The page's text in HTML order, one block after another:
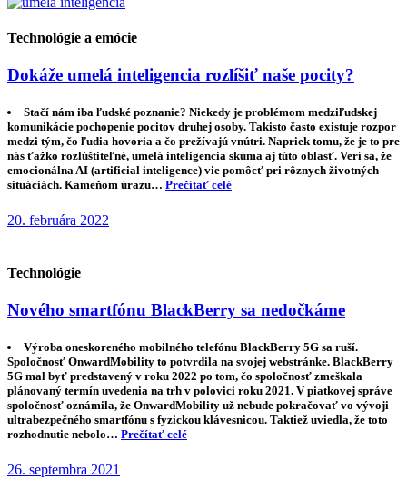
Technológie a emócie
Dokáže umelá inteligencia rozlíšiť naše pocity?
Stačí nám iba ľudské poznanie? Niekedy je problémom medziľudskej
komunikácie pochopenie pocitov druhej osoby. Takisto často existuje rozpor
medzi tým, čo ľudia hovoria a čo prežívajú vnútri. Napriek tomu, že je to pre
nás ťažko rozlúštiteľné, umelá inteligencia skúma aj túto oblasť. Verí sa, že
emocionálna AI (artificial inteligence) vie pomôcť pri rôznych životných
situáciách. Kameňom úrazu… Prečítať celé
20. februára 2022
Technológie
Nového smartfónu BlackBerry sa nedočkáme
Výroba oneskoreného mobilného telefónu BlackBerry 5G sa ruší.
Spoločnosť OnwardMobility to potvrdila na svojej webstránke. BlackBerry
5G mal byť predstavený v roku 2022 po tom, čo spoločnosť zmeškala
plánovaný termín uvedenia na trh v polovici roku 2021. V piatkovej správe
spoločnosť oznámila, že OnwardMobility už nebude pokračovať vo vývoji
ultrabezpečného smartfónu s fyzickou klávesnicou. Taktiež uviedla, že toto
rozhodnutie nebolo… Prečítať celé
26. septembra 2021